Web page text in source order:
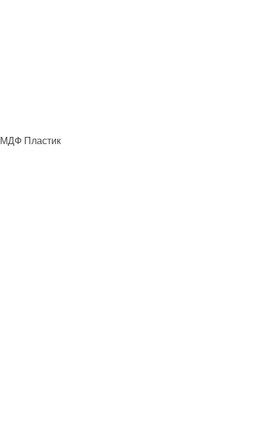
МДФ Пластик